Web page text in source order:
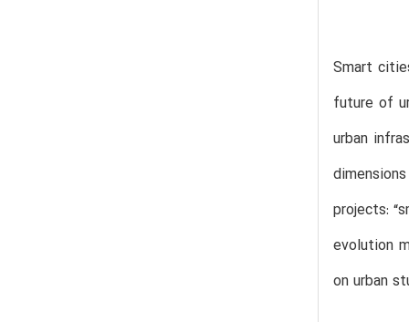
Smart
future of
urban
projects:
evolution
on urban